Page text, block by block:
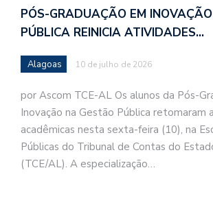
PÓS-GRADUAÇÃO EM
PÚBLICA REINICIA ATIVIDADES…
Alagoas 10 de julho de 2026
por Ascom TCE-AL Os alunos da Pós-
Inovação na Gestão Pública retomaram
acadêmicas nesta sexta-feira (10), na
Públicas do Tribunal de Contas do
(TCE/AL). A especialização…